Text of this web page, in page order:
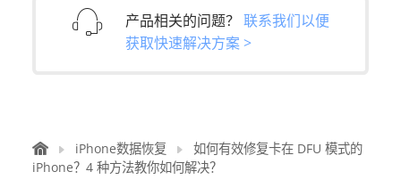
产品相关的问题？ 联系我们以便
获取快速解决方案 >
iPhone数据恢复
如何有效修复卡在 DFU 模式的
iPhone？4 种方法教你如何解决？